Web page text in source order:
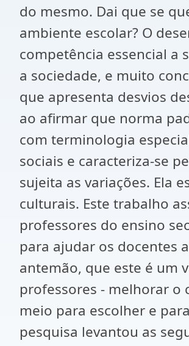
do mesmo. Dai que se
ambiente escolar? O
competência essencial a
a sociedade, e muito
que apresenta desvios
ao afirmar que norma
com terminologia
sociais e caracteriza-se
sujeita as variações. Ela
culturais. Este trabalho
professores do ensino
para ajudar os docentes
antemão, que este é um
professores - melhorar o
meio para escolher e
pesquisa levantou as